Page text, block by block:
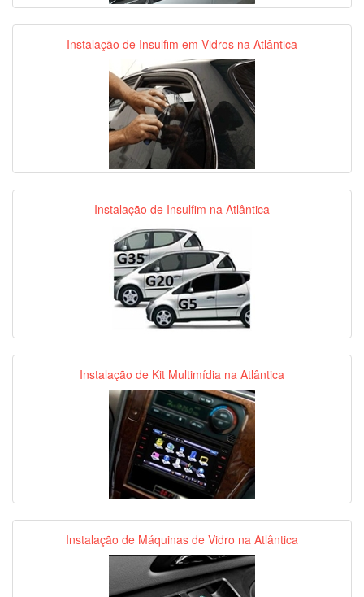
Instalação de Insulfim em Vidros na Atlântica
Instalação de Insulfim na Atlântica
Instalação de Kit Multimídia na Atlântica
Instalação de Máquinas de Vidro na Atlântica